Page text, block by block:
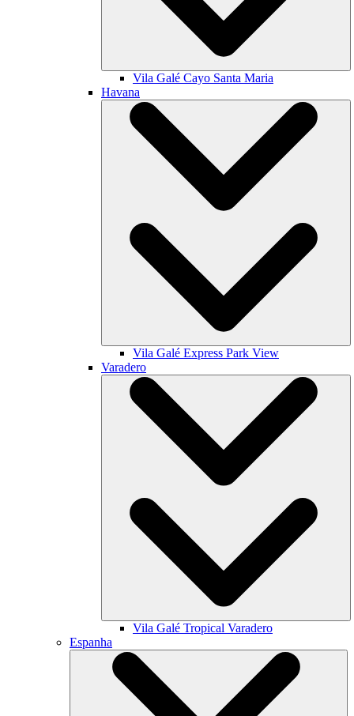
Vila Galé Cayo Santa Maria
Havana
Vila Galé Express Park View
Varadero
Vila Galé Tropical Varadero
Espanha